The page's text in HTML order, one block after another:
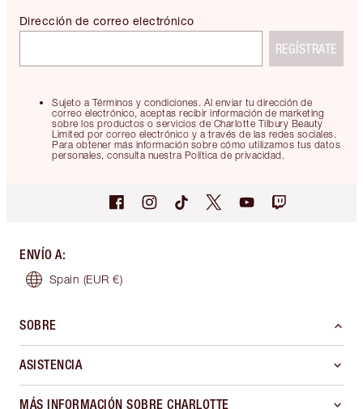
Sujeto a Términos y condiciones. Al enviar tu dirección de
correo electrónico, aceptas recibir información de marketing
sobre los productos o servicios de Charlotte Tilbury Beauty
Limited por correo electrónico y a través de las redes sociales.
Para obtener más información sobre cómo utilizamos tus datos
personales, consulta nuestra Política de privacidad.
Dirección de correo electrónico
REGÍSTRATE
ENVÍO A:
Spain (EUR €)
SOBRE
ASISTENCIA
MÁS INFORMACIÓN SOBRE CHARLOTTE